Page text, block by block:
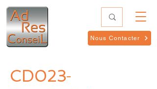
Nous Contacter
CD023-